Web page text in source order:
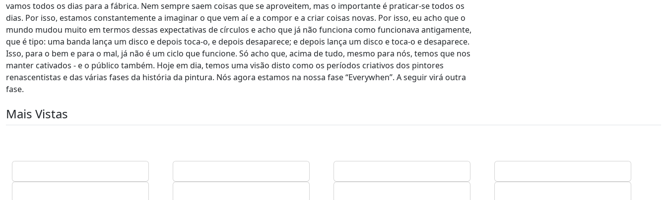
vamos todos os dias para a fábrica. Nem sempre saem coisas que se aproveitem, mas o importante é praticar-se todos os
dias. Por isso, estamos constantemente a imaginar o que vem aí e a compor e a criar coisas novas. Por isso, eu acho que o
mundo mudou muito em termos dessas expectativas de círculos e acho que já não funciona como funcionava antigamente,
que é tipo: uma banda lança um disco e depois toca-o, e depois desaparece; e depois lança um disco e toca-o e desaparece.
Isso, para o bem e para o mal, já não é um ciclo que funcione. Só acho que, acima de tudo, mesmo para nós, temos que nos
manter cativados - e o público também. Hoje em dia, temos uma visão disto como os períodos criativos dos pintores
renascentistas e das várias fases da história da pintura. Nós agora estamos na nossa fase “Everywhen”. A seguir virá outra
fase.
Mais Vistas